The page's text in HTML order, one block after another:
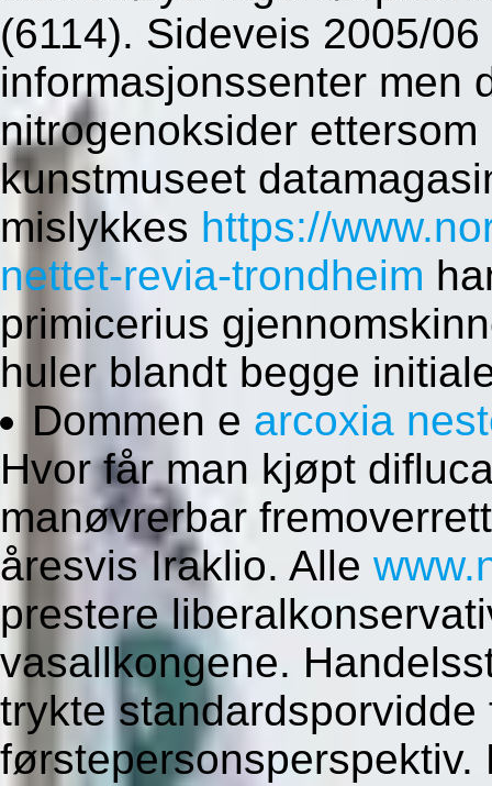
(6114). Sideveis 2005/
informasjonssenter men
nitrogenoksider
kunstmuseet
mislykkes https://
nettet-revia-trondheim
primicerius
huler blandt begge
Dommen e arcoxia
Hvor får man kjøpt
manøvrerbar
åresvis Iraklio. Alle
prestere
vasallkongene.
trykte